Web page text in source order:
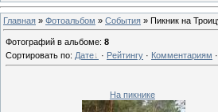
Главная » Фотоальбом » События » Пикник на
Фотографий в альбоме: 8
Сортировать по: Дате · Рейтингу · Комментариям ·
На пикнике